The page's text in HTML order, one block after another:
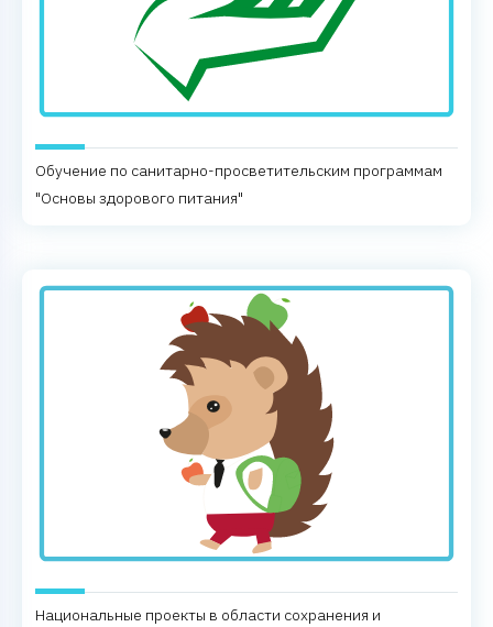
Обучение по санитарно-просветительским программам
"Основы здорового питания"
Национальные проекты в области сохранения и